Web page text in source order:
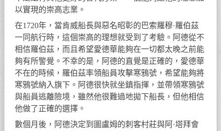
以實現的崇高志業。
在1720年，當肯威船長與惡名昭彰的巴索羅穆·羅伯茲
一同航行時，這個崇高的理想就受到了考驗。阿德從不
相信羅伯茲，而且希望愛德華能夠在一切都太晚之前能
夠有所警覺。不幸的是，阿德的直覺是正確的，愛德華
不在的時候，羅伯茲率領船員攻擊寒鴉號，希望能夠將
寒鴉號納入旗下。阿德很快就坐鎮指揮，並帶領寒鴉號
與船員逃離險境，雖然他很難過地拋下船長，但他相信
他做了正確的選擇。
數個月後，阿德決定到圖盧姆的刺客村莊與阿·塔拜會